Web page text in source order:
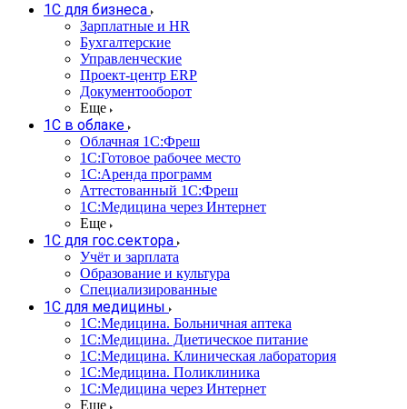
1С для бизнеса
Зарплатные и HR
Бухгалтерские
Управленческие
Проект-центр ERP
Документооборот
Еще
1C в облаке
Облачная 1С:Фреш
1С:Готовое рабочее место
1C:Аренда программ
Аттестованный 1С:Фреш
1С:Медицина через Интернет
Еще
1С для гос.сектора
Учёт и зарплата
Образование и культура
Специализированные
1С для медицины
1С:Медицина. Больничная аптека
1С:Медицина. Диетическое питание
1С:Медицина. Клиническая лаборатория
1С:Медицина. Поликлиника
1С:Медицина через Интернет
Еще